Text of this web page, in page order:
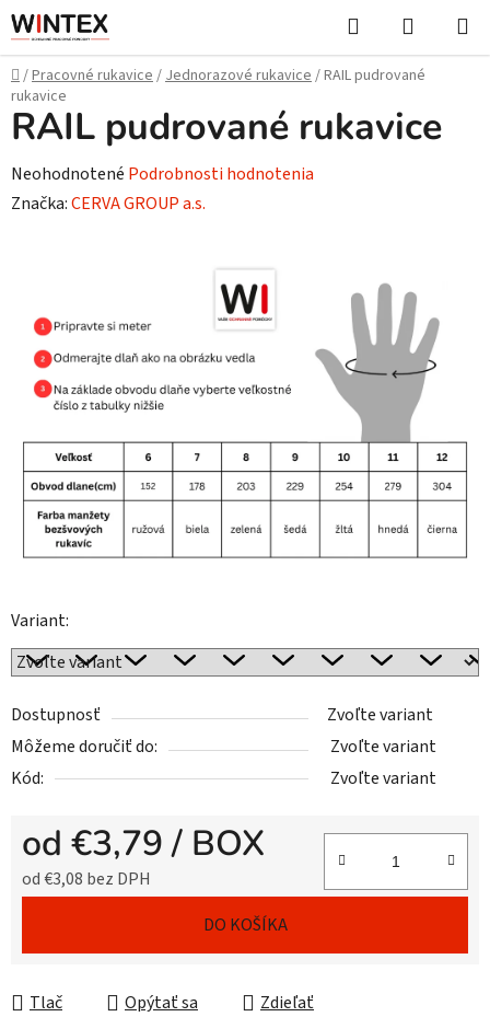
Prejsť
na
obsah
Hľadať
KOŠÍK
Domov
/Pracovné rukavice/Jednorazové rukavice/RAIL pudrované
rukavice
Variant:
Dostupnosť
Zvoľte variant
Môžeme doručiť do:
Zvoľte variant
Kód:
Zvoľte variant
od €3,79 / BOX
od€3,08 bez DPH
DO KOŠÍKA
Tlač Opýtať sa Zdieľať
RAIL pudrované rukavice
Priemerné
hodnotenie
hviezdičiek.
Neohodnotené Podrobnosti hodnotenia
Značka:CERVA GROUP a.s.